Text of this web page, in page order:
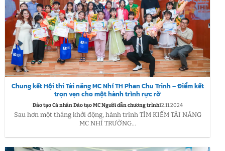
Chung kết Hội thi Tài năng MC Nhí TH Phan Chu Trinh – Điểm kết
trọn vẹn cho một hành trình rực rỡ
Đào tạo Cá nhân Đào tạo MC Người dẫn chương trình12.11.2024
Sau hơn một tháng khởi động, hành trình TÌM KIẾM TÀI NĂNG
MC NHÍ TRƯỜNG...